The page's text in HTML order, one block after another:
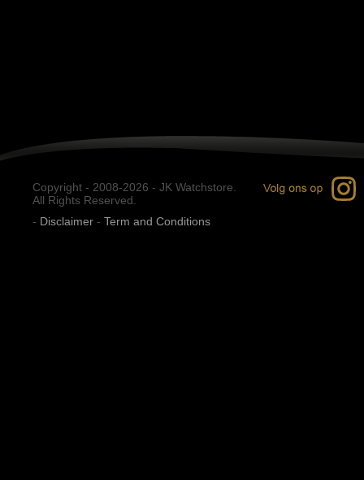
Copyright - 2008-2026 - JK Watchstore.
All Rights Reserved.
- Disclaimer - Term and Conditions